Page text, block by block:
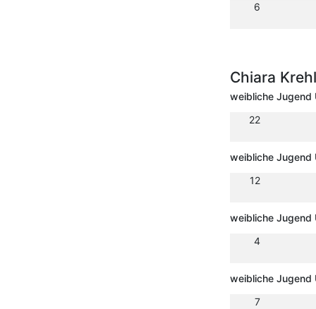
6
Chiara
weibliche Jugend
22
weibliche Jugend
12
weibliche Jugend
4
weibliche Jugend
7